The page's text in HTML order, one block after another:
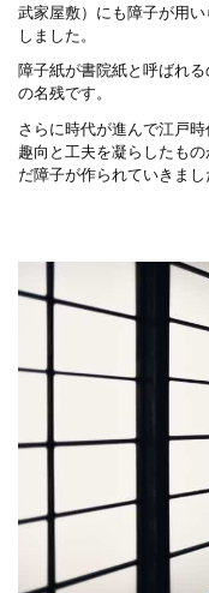
武家屋敷）にも障子が用
しました。
障子紙が書院紙と呼ばれ
の名残です。
さらに時代が進んで江戸
趣向と工夫を凝らしたも
だ障子が作られていきまし